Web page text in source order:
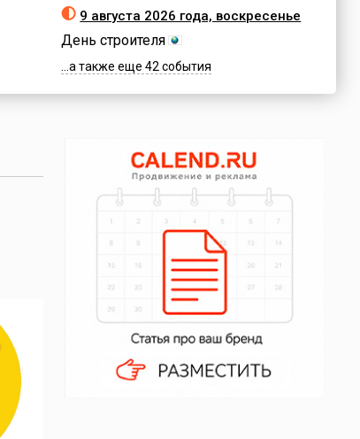
9 августа 2026 года, воскресенье
День строителя
...а также еще 42 события